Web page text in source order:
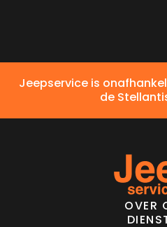
Jeepservice is
de
OVER